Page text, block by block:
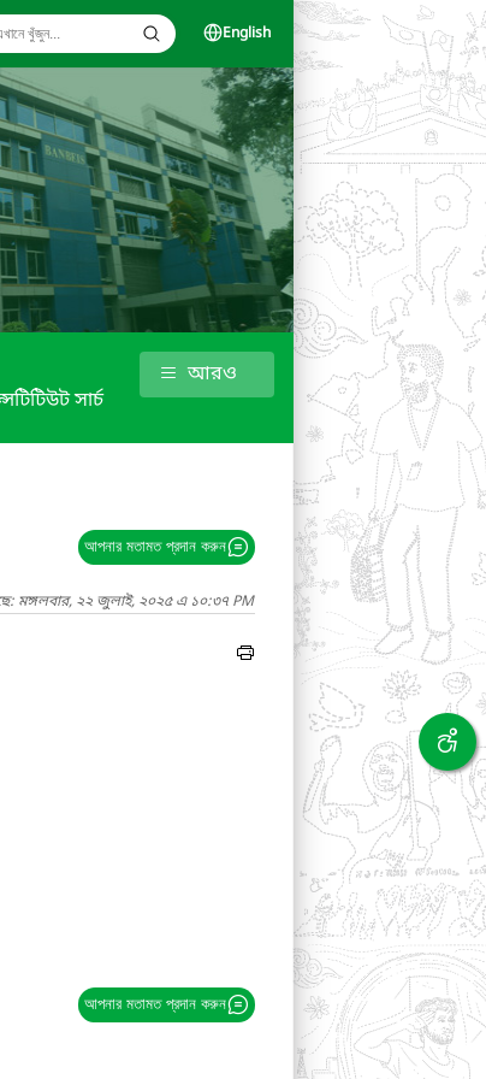
English
সার্চ
আরও
আপনার মতামত প্রদান করুন
মঙ্গলবার, ২২ জুলাই, ২০২৫ এ ১০:৩৭ PM
আপনার মতামত প্রদান করুন